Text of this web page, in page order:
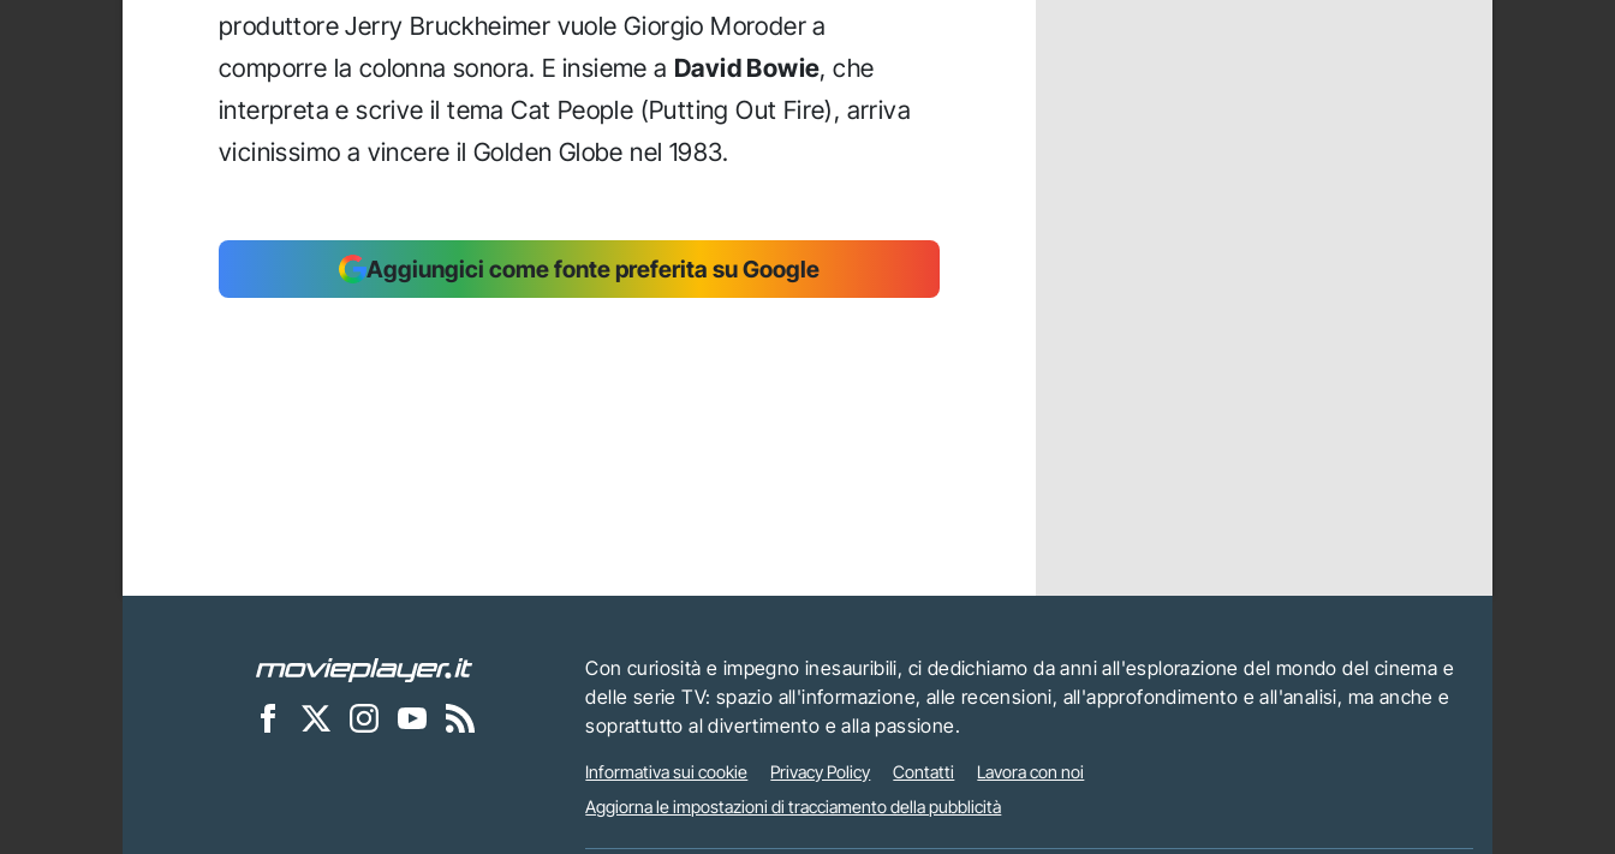
produttore Jerry Bruckheimer vuole Giorgio Moroder a
comporre la colonna sonora. E insieme a David Bowie, che
interpreta e scrive il tema Cat People (Putting Out Fire), arriva
vicinissimo a vincere il Golden Globe nel 1983.
Aggiungici come fonte preferita su Google
Con curiosità e impegno inesauribili, ci dedichiamo da anni all'esplorazione del mondo del cinema e
delle serie TV: spazio all'informazione, alle recensioni, all'approfondimento e all'analisi, ma anche e
soprattutto al divertimento e alla passione.
Informativa sui cookie Privacy Policy Contatti
Lavora con noi
Aggiorna le impostazioni di tracciamento della pubblicità